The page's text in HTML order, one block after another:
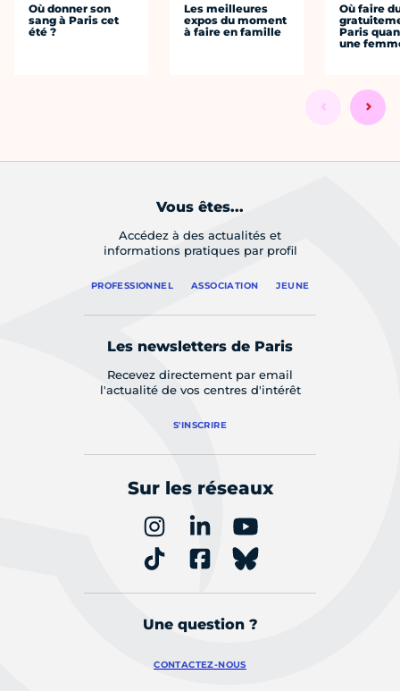
Où donner son
sang à Paris cet
été ?
Les meilleures
expos du moment
à faire en famille
Où faire
Paris
une
Vous êtes...
Accédez à des actualités et
informations pratiques par profil
PROFESSIONNEL ASSOCIATION JEUNE
Les newsletters de Paris
Recevez directement par email
l'actualité de vos centres d'intérêt
S'INSCRIRE
Sur les réseaux
Une question ?
CONTACTEZ-NOUS